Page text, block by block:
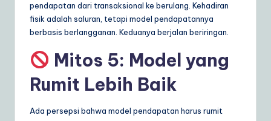
pendapatan dari transaksional ke berulang. Kehadiran
fisik adalah saluran, tetapi model pendapatannya
berbasis berlangganan. Keduanya berjalan beriringan.
Mitos 5: Model yang
Rumit Lebih Baik
Ada persepsi bahwa model pendapatan harus rumit